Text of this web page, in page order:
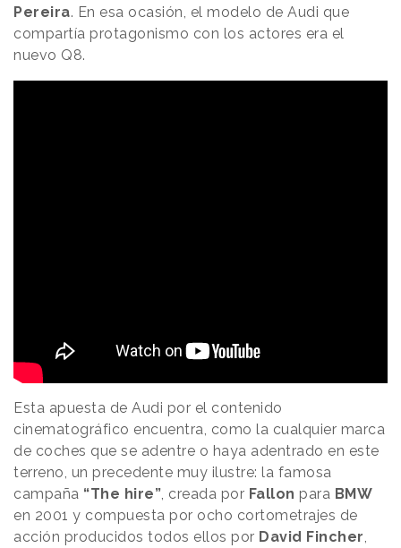
Pereira. En esa ocasión, el modelo de Audi que
compartía protagonismo con los actores era el
nuevo Q8.
Esta apuesta de Audi por el contenido
cinematográfico encuentra, como la cualquier marca
de coches que se adentre o haya adentrado en este
terreno, un precedente muy ilustre: la famosa
campaña “The hire”, creada por Fallon para BMW
en 2001 y compuesta por ocho cortometrajes de
acción producidos todos ellos por David Fincher,